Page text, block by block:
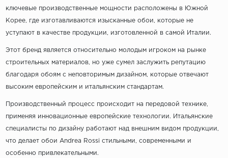
ключевые производственные мощности расположены в Южной
Корее, где изготавливаются изысканные обои, которые не
уступают в качестве продукции, изготовленной в самой Италии.
Этот бренд является относительно молодым игроком на рынке
строительных материалов, но уже сумел заслужить репутацию
благодаря обоям с неповторимым дизайном, которые отвечают
высоким европейским и итальянским стандартам.
Производственный процесс происходит на передовой технике,
применяя инновационные европейские технологии. Итальянские
специалисты по дизайну работают над внешним видом продукции,
что делает обои Andrea Rossi стильными, современными и
особенно привлекательными.